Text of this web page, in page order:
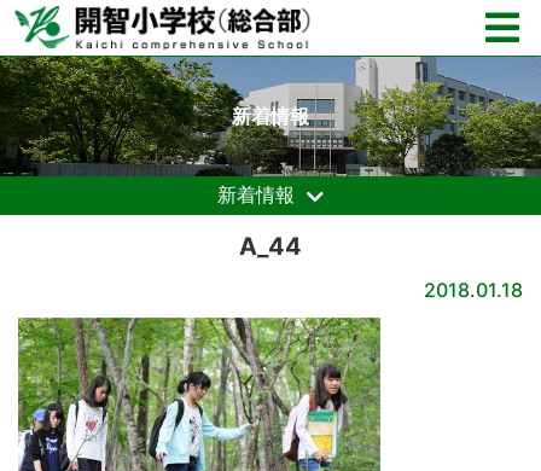
新着情報
新着情報
A_44
2018.01.18